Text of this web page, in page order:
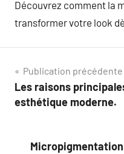
Découvrez comment la
transformer votre look
Navigation
de
Publication précédente
Les raisons
esthétique moderne.